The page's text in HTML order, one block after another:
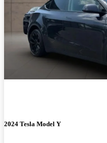
2024 Tesla Model Y